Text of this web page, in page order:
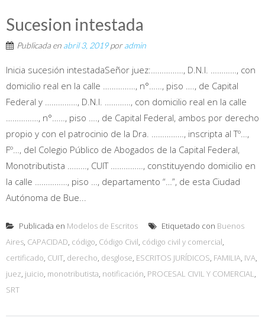
Sucesion intestada
Publicada en abril 3, 2019poradmin
Inicia sucesión intestadaSeñor juez:……………, D.N.I. …………, con
domicilio real en la calle ……………, n°……, piso …., de Capital
Federal y ……………, D.N.I. …………, con domicilio real en la calle
……………, n°……, piso …., de Capital Federal, ambos por derecho
propio y con el patrocinio de la Dra. ……………, inscripta al Tº…,
Fº…, del Colegio Público de Abogados de la Capital Federal,
Monotributista ………, CUIT ……………, constituyendo domicilio en
la calle ……………, piso …, departamento “…”, de esta Ciudad
Autónoma de Bue...
Publicada en Modelos de Escritos Etiquetado con Buenos
Aires, CAPACIDAD, código, Código Civil, código civil y comercial,
certificado, CUIT, derecho, desglose, ESCRITOS JURÍDICOS, FAMILIA, IVA,
juez, juicio, monotributista, notificación, PROCESAL CIVIL Y COMERCIAL,
SRT